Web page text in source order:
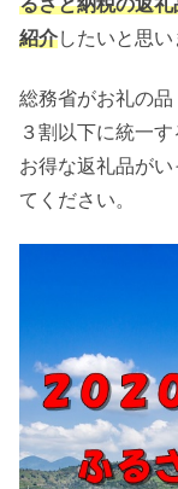
紹介したいと思い
総務省がお礼の
３割以下に統一
お得な返礼品が
てください。